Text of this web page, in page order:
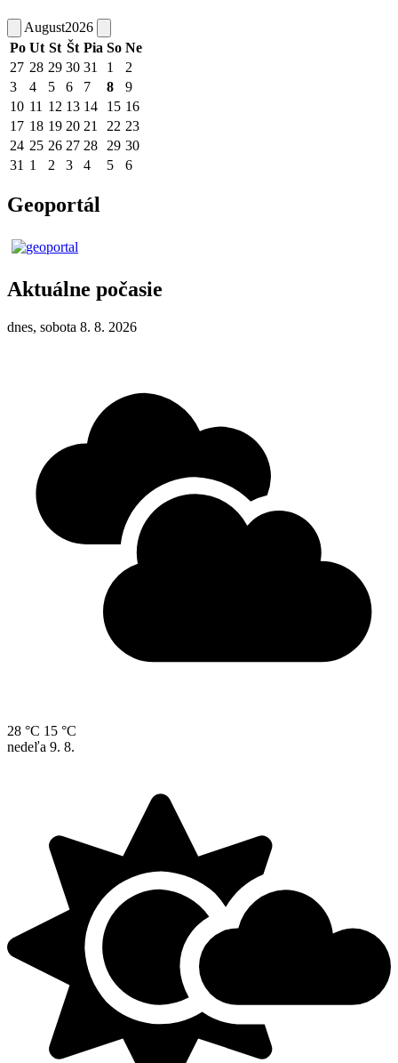
August2026
Po Ut St Št Pia So Ne
27 28 29 30 31 1
2
3
4 5 6 7 8
9
10 11 12 13 14 15 16
17 18 19 20 21 22 23
24 25 26 27 28 29 30
31 1 2 3 4 5 6
Geoportál
Aktuálne počasie
dnes, sobota 8. 8. 2026
28 °C 15 °C
nedeľa 9. 8.